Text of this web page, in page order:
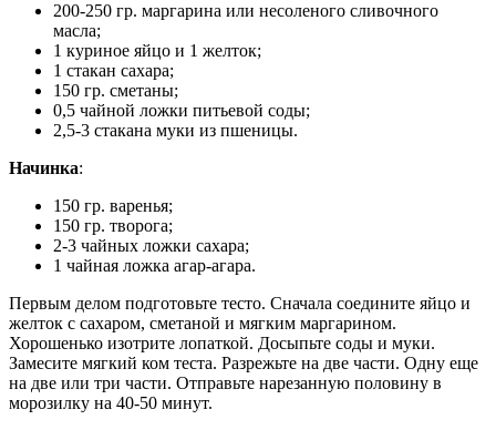
200-250 гр. маргарина или несоленого сливочного
масла;
1 куриное яйцо и 1 желток;
1 стакан сахара;
150 гр. сметаны;
0,5 чайной ложки питьевой соды;
2,5-3 стакана муки из пшеницы.
Начинка:
150 гр. варенья;
150 гр. творога;
2-3 чайных ложки сахара;
1 чайная ложка агар-агара.
Первым делом подготовьте тесто. Сначала соедините яйцо и
желток с сахаром, сметаной и мягким маргарином.
Хорошенько изотрите лопаткой. Досыпьте соды и муки.
Замесите мягкий ком теста. Разрежьте на две части. Одну еще
на две или три части. Отправьте нарезанную половину в
морозилку на 40-50 минут.